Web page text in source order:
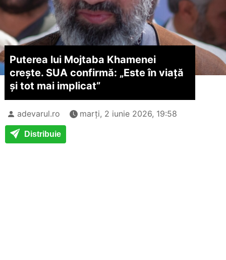
Puterea lui Mojtaba Khamenei
crește. SUA confirmă: „Este în viață
și tot mai implicat”
adevarul.ro marți, 2 iunie 2026, 19:58
Distribuie